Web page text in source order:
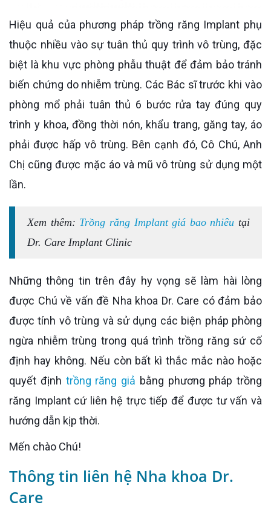
Hiệu quả của phương pháp trồng răng Implant phụ
thuộc nhiều vào sự tuân thủ quy trình vô trùng, đặc
biệt là khu vực phòng phẫu thuật để đảm bảo tránh
biến chứng do nhiễm trùng. Các Bác sĩ trước khi vào
phòng mổ phải tuân thủ 6 bước rửa tay đúng quy
trình y khoa, đồng thời nón, khẩu trang, găng tay, áo
phải được hấp vô trùng. Bên cạnh đó, Cô Chú, Anh
Chị cũng được mặc áo và mũ vô trùng sử dụng một
lần.
Xem thêm: Trồng răng Implant giá bao nhiêu tại
Dr. Care Implant Clinic
Những thông tin trên đây hy vọng sẽ làm hài lòng
được Chú về vấn đề Nha khoa Dr. Care có đảm bảo
được tính vô trùng và sử dụng các biện pháp phòng
ngừa nhiễm trùng trong quá trình trồng răng sứ cố
định hay không. Nếu còn bất kì thắc mắc nào hoặc
quyết định trồng răng giả bằng phương pháp trồng
răng Implant cứ liên hệ trực tiếp để được tư vấn và
hướng dẫn kịp thời.
Mến chào Chú!
Thông tin liên hệ Nha khoa Dr.
Care